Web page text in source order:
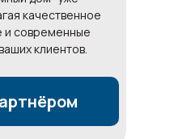
качественное
и современные
клиентов.